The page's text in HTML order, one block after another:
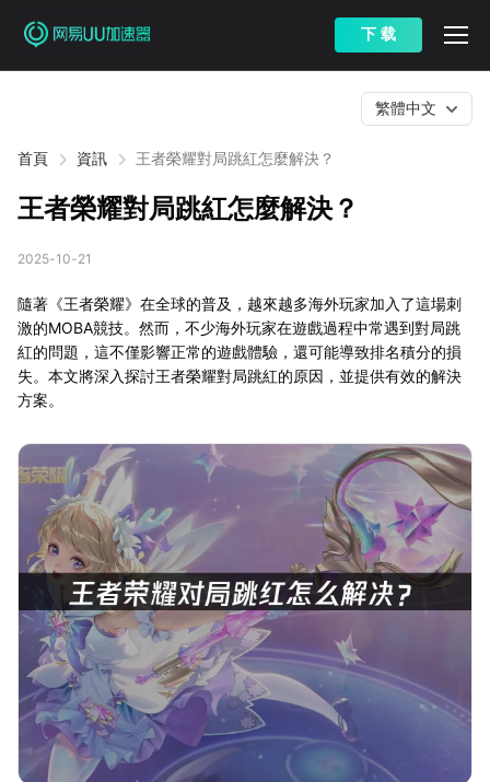
下 载
首頁 資訊 王者榮耀對局跳紅怎麼解決？
繁體中文
王者榮耀對局跳紅怎麼解決？
2025-10-21
隨著《王者榮耀》在全球的普及，越來越多海外玩家加入了這場刺
激的MOBA競技。然而，不少海外玩家在遊戲過程中常遇到對局跳
紅的問題，這不僅影響正常的遊戲體驗，還可能導致排名積分的損
失。本文將深入探討王者榮耀對局跳紅的原因，並提供有效的解決
方案。